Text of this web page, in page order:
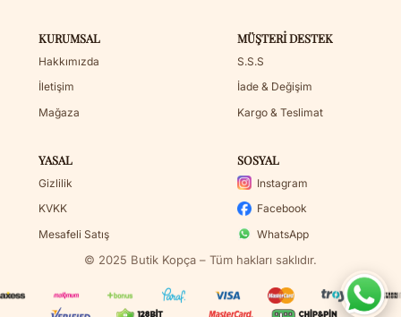
KURUMSAL
Hakkımızda
İletişim
Mağaza
MÜŞTERI DESTEK
S.S.S
İade & Değişim
Kargo & Teslimat
YASAL
Gizlilik
KVKK
Mesafeli Satış
SOSYAL
Instagram
Facebook
WhatsApp
© 2025 Butik Kopça – Tüm hakları saklıdır.